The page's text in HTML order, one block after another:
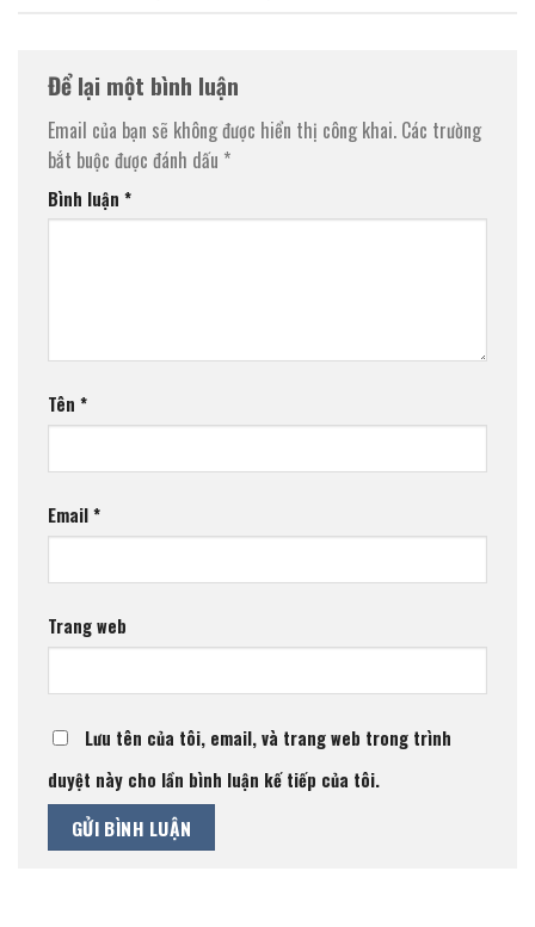
Để lại một bình luận
Email của bạn sẽ không được hiển thị công khai. Các trường
bắt buộc được đánh dấu *
Bình luận *
Tên *
Email*
Trang web
Lưu tên của tôi, email, và trang web trong trình
duyệt này cho lần bình luận kế tiếp của tôi.